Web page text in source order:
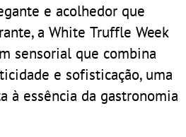
e acolhedor que
a White Truffle Week
sensorial que combina
e sofisticação, uma
à essência da gastronomia